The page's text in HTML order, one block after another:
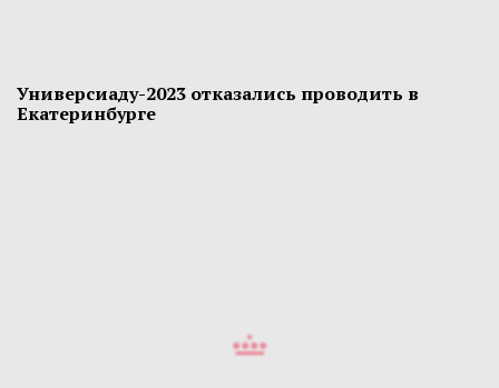
Универсиаду-2023 отказались проводить в
Екатеринбурге